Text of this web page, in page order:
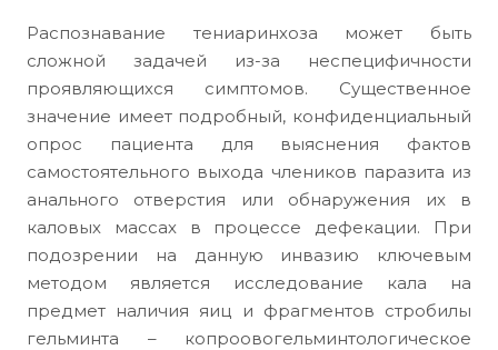
Распознавание тениаринхоза может быть
сложной задачей из-за неспецифичности
проявляющихся симптомов. Существенное
значение имеет подробный, конфиденциальный
опрос пациента для выяснения фактов
самостоятельного выхода члеников паразита из
анального отверстия или обнаружения их в
каловых массах в процессе дефекации. При
подозрении на данную инвазию ключевым
методом является исследование кала на
предмет наличия яиц и фрагментов стробилы
гельминта – копроовогельминтологическое